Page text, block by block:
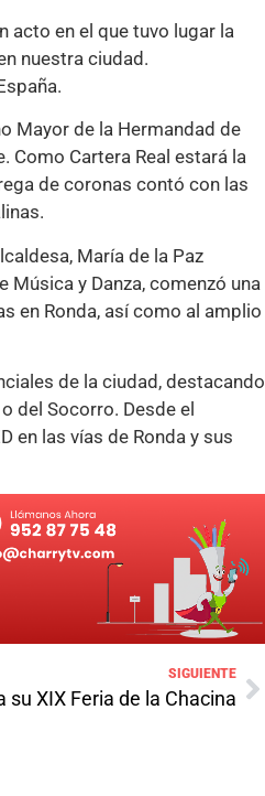
acto en el que tuvo lugar la
nuestra ciudad.
Mayor de la Hermandad de
Como Cartera Real estará la
de coronas contó con las
María de la Paz
Música y Danza, comenzó una
en Ronda, así como al amplio
de la ciudad, destacando
del Socorro. Desde el
en las vías de Ronda y sus
SIGUIENTE
su XIX Feria de la Chacina